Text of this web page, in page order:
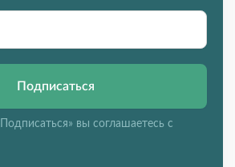
Подписаться
вы соглашаетесь с